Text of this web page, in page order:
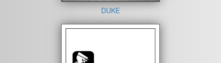
DUKE